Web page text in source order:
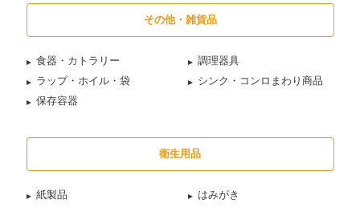
その他・雑貨品
食器・カトラリー
調理器具
ラップ・ホイル・袋
シンク・コンロまわり商品
保存容器
衛生用品
紙製品 はみがき